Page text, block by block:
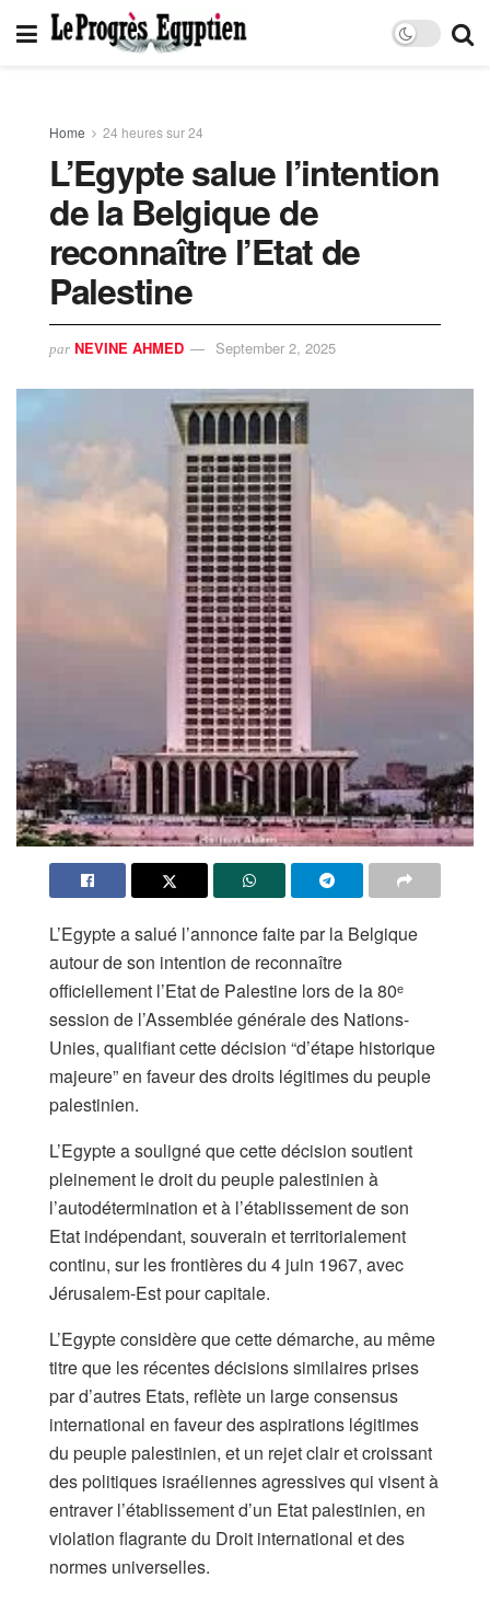
Home 24 heures sur 24
L’Egypte salue l’intention
de la Belgique de
reconnaître l’Etat de
Palestine
par NEVINE AHMED September 2, 2025
L’Egypte a salué l’annonce faite par la Belgique
autour de son intention de reconnaître
officiellement l’Etat de Palestine lors de la 80ᵉ
session de l’Assemblée générale des Nations-
Unies, qualifiant cette décision “d’étape historique
majeure” en faveur des droits légitimes du peuple
palestinien.
L’Egypte a souligné que cette décision soutient
pleinement le droit du peuple palestinien à
l’autodétermination et à l’établissement de son
Etat indépendant, souverain et territorialement
continu, sur les frontières du 4 juin 1967, avec
Jérusalem-Est pour capitale.
L’Egypte considère que cette démarche, au même
titre que les récentes décisions similaires prises
par d’autres Etats, reflète un large consensus
international en faveur des aspirations légitimes
du peuple palestinien, et un rejet clair et croissant
des politiques israéliennes agressives qui visent à
entraver l’établissement d’un Etat palestinien, en
violation flagrante du Droit international et des
normes universelles.